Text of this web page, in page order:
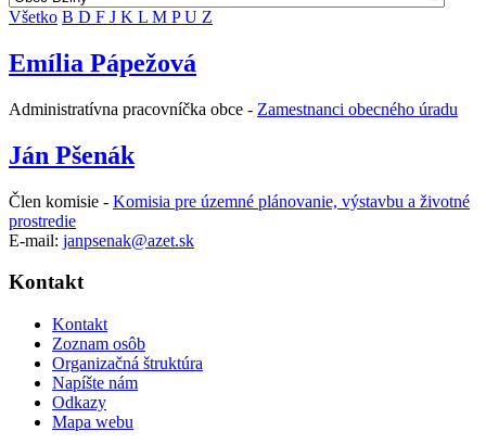
Všetko B D F J K L M PU Z
Emília Pápežová
Administratívna pracovníčka obce - Zamestnanci obecného úradu
Ján Pšenák
Člen komisie - Komisia pre územné plánovanie, výstavbu a životné
prostredie
E-mail: janpsenak@azet.sk
Kontakt
Kontakt
Zoznam osôb
Organizačná štruktúra
Napíšte nám
Odkazy
Mapa webu